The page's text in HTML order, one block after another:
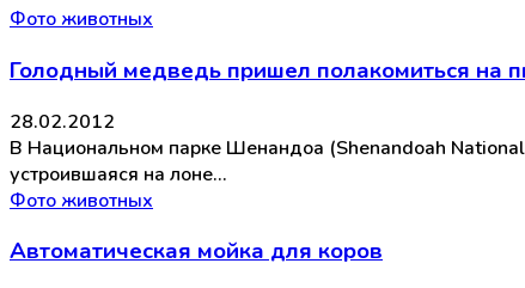
Фото животных
Голодный медведь пришел полакомиться на
28.02.2012
В Национальном парке Шенандоа (Shenandoah
устроившаяся на лоне…
Фото животных
Автоматическая мойка для коров